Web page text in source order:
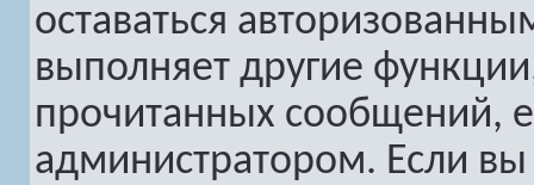
оставаться
выполняет другие
прочитанных сообщений,
администратором. Если